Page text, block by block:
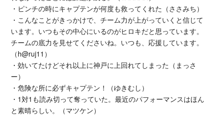
・ピンチの時にキャプテンが何度も救ってくれた（ささみち）
・こんなことがきっかけで、チーム力が上がっていくと信じて
います。いつもその中心にいるのがヒロキだと思っています。
チームの底力を見せてくださいね。いつも、応援しています。
（h@ruj11）
・効いてたけどそれ以上に神戸に上回れてしまった（まっさ
ー）
・危険な所に必ずキャプテン！（ゆきむし）
・1対1も読み切って奪っていた。最近のパフォーマンスはほん
と素晴らしい。（マツケン）